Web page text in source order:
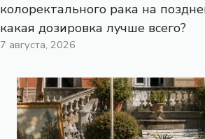
колоректального рака на
какая дозировка лучше всего?
7 августа, 2026